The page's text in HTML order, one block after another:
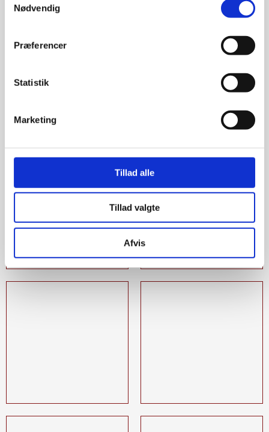
Nødvendig
Præferencer
Statistik
Marketing
Tillad alle
Tillad valgte
Afvis